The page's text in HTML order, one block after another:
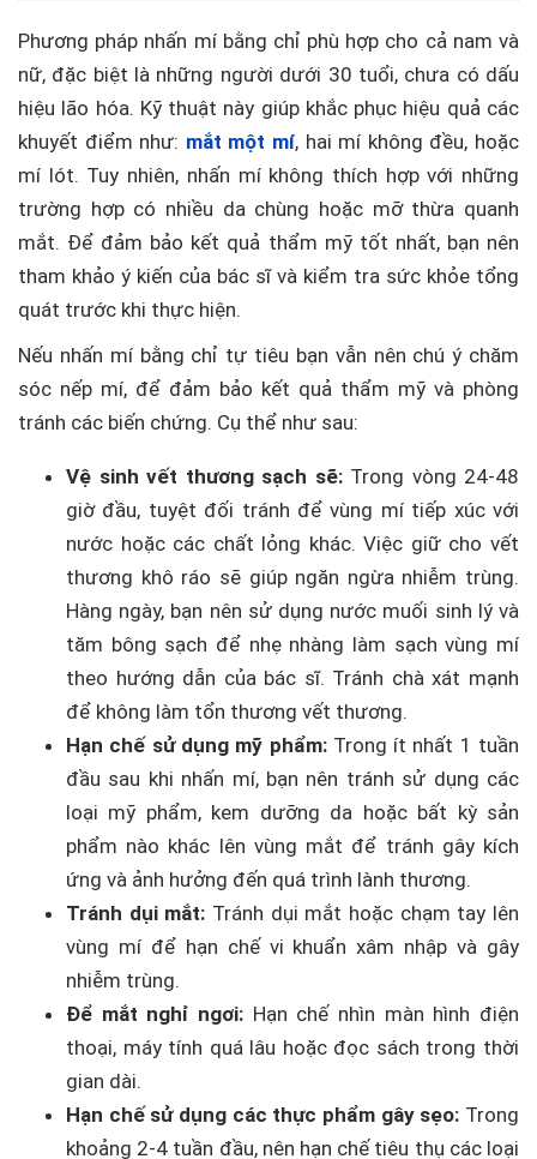
Phương pháp nhấn mí bằng chỉ phù hợp cho cả nam và
nữ, đặc biệt là những người dưới 30 tuổi, chưa có dấu
hiệu lão hóa. Kỹ thuật này giúp khắc phục hiệu quả các
khuyết điểm như: mắt một mí, hai mí không đều, hoặc
mí lót. Tuy nhiên, nhấn mí không thích hợp với những
trường hợp có nhiều da chùng hoặc mỡ thừa quanh
mắt. Để đảm bảo kết quả thẩm mỹ tốt nhất, bạn nên
tham khảo ý kiến của bác sĩ và kiểm tra sức khỏe tổng
quát trước khi thực hiện.
Nếu nhấn mí bằng chỉ tự tiêu bạn vẫn nên chú ý chăm
sóc nếp mí, để đảm bảo kết quả thẩm mỹ và phòng
tránh các biến chứng. Cụ thể như sau:
Vệ sinh vết thương sạch sẽ:Trong vòng 24-48
giờ đầu, tuyệt đối tránh để vùng mí tiếp xúc với
nước hoặc các chất lỏng khác. Việc giữ cho vết
thương khô ráo sẽ giúp ngăn ngừa nhiễm trùng.
Hàng ngày, bạn nên sử dụng nước muối sinh lý và
tăm bông sạch để nhẹ nhàng làm sạch vùng mí
theo hướng dẫn của bác sĩ. Tránh chà xát mạnh
để không làm tổn thương vết thương.
Hạn chế sử dụng mỹ phẩm:Trong ít nhất 1 tuần
đầu sau khi nhấn mí, bạn nên tránh sử dụng các
loại mỹ phẩm, kem dưỡng da hoặc bất kỳ sản
phẩm nào khác lên vùng mắt để tránh gây kích
ứng và ảnh hưởng đến quá trình lành thương.
Tránh dụi mắt: Tránh dụi mắt hoặc chạm tay lên
vùng mí để hạn chế vi khuẩn xâm nhập và gây
nhiễm trùng.
Để mắt nghỉ ngơi: Hạn chế nhìn màn hình điện
thoại, máy tính quá lâu hoặc đọc sách trong thời
gian dài.
Hạn chế sử dụng các thực phẩm gây sẹo: Trong
khoảng 2-4 tuần đầu, nên hạn chế tiêu thụ các loại